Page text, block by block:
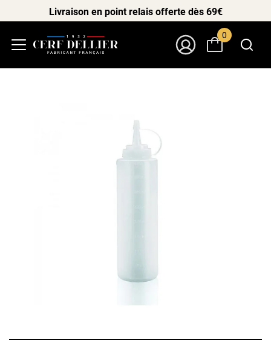
Livraison en point relais offerte dès 69€
0